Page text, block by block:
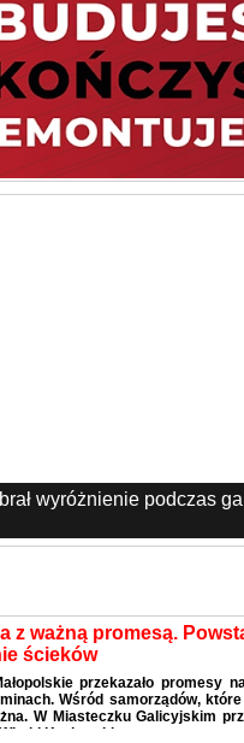
wyróżnienie podczas
z ważną promesą.
ścieków
przekazało promesy
Wśród samorządów,
W Miasteczku Galicyjskim
Kozłowski.